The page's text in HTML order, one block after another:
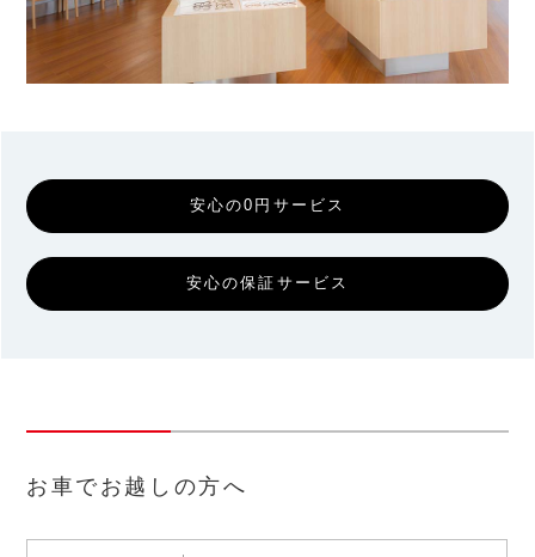
安心の0円サービス
安心の保証サービス
お車でお越しの方へ